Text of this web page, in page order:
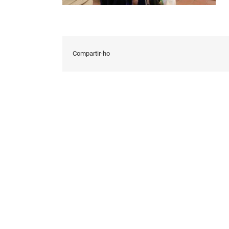
Compartir-ho